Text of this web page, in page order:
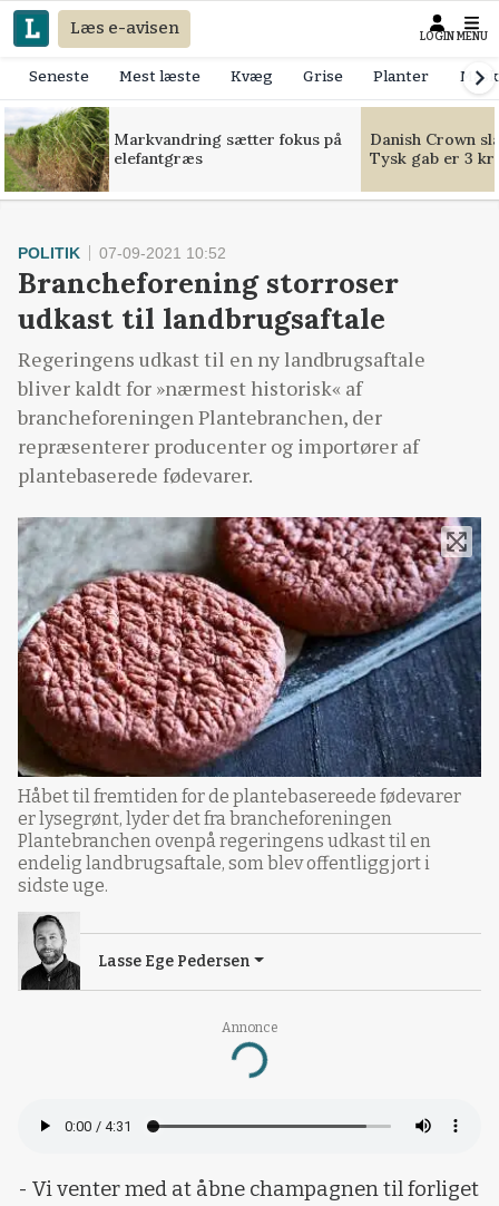
Læs e-avisen LOGIN MENU
Seneste Mest læste Kvæg Grise Planter
Markvandring sætter fokus på
elefantgræs
Danish Crown
Tysk gab er 3
Annonce
Loading...
POLITIK 07-09-2021 10:52
Brancheforening storroser
udkast til landbrugsaftale
Regeringens udkast til en ny landbrugsaftale
bliver kaldt for »nærmest historisk« af
brancheforeningen Plantebranchen, der
repræsenterer producenter og importører af
plantebaserede fødevarer.
Håbet til fremtiden for de plantebasereede fødevarer
er lysegrønt, lyder det fra brancheforeningen
Plantebranchen ovenpå regeringens udkast til en
endelig landbrugsaftale, som blev offentliggjort i
sidste uge.
Lasse Ege Pedersen
- Vi venter med at åbne champagnen til forliget